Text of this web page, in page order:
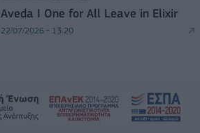
Aveda I One for All Leave in Elixir
22/07/2026 - 13:20